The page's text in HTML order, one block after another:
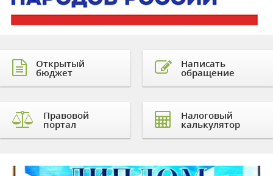
Открытый
бюджет
Правовой
портал
Написать
обращение
Налоговый
калькулятор